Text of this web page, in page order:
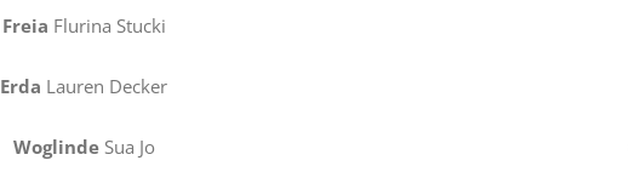
Freia Flurina Stucki
Erda Lauren Decker
Woglinde Sua Jo